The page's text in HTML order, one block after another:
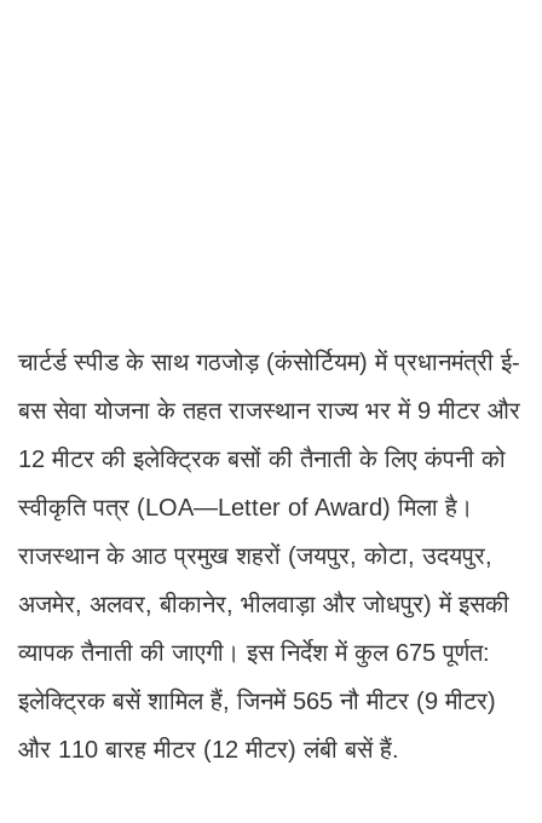
चार्टर्ड स्पीड के साथ गठजोड़ (कंसोर्टियम) में प्रधानमंत्री ई-
बस सेवा योजना के तहत राजस्थान राज्य भर में 9 मीटर और
12 मीटर की इलेक्ट्रिक बसों की तैनाती के लिए कंपनी को
स्वीकृति पत्र (LOA—Letter of Award) मिला है।
राजस्थान के आठ प्रमुख शहरों (जयपुर, कोटा, उदयपुर,
अजमेर, अलवर, बीकानेर, भीलवाड़ा और जोधपुर) में इसकी
व्यापक तैनाती की जाएगी। इस निर्देश में कुल 675 पूर्णत:
इलेक्ट्रिक बसें शामिल हैं, जिनमें 565 नौ मीटर (9 मीटर)
और 110 बारह मीटर (12 मीटर) लंबी बसें हैं.